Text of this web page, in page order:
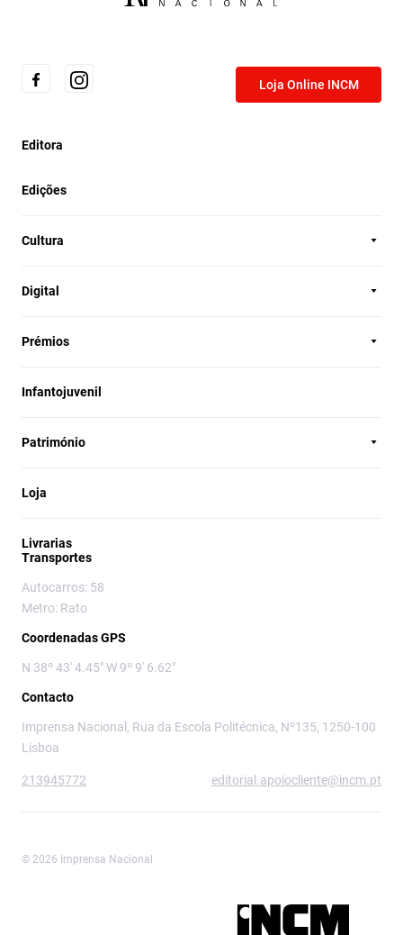
Loja Online INCM
Editora
Edições
Cultura
Digital
Prémios
Infantojuvenil
Património
Loja
Livrarias
Transportes
Autocarros: 58
Metro: Rato
Coordenadas GPS
N 38º 43' 4.45" W 9º 9' 6.62"
Contacto
Imprensa Nacional, Rua da Escola Politécnica, Nº135, 1250-100
Lisboa
213945772 editorial.apoiocliente@incm.pt
© 2026 Imprensa Nacional